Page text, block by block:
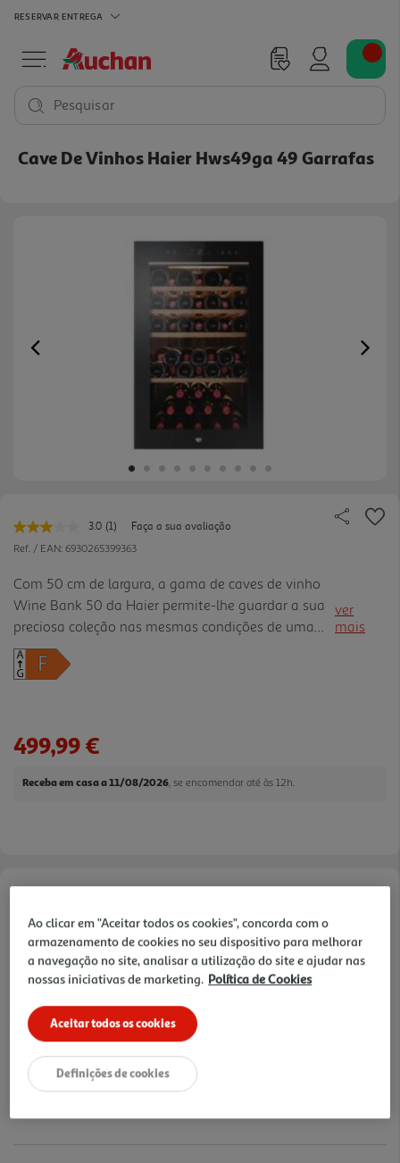
RESERVAR ENTREGA
Pesquisar
Cave De Vinhos Haier Hws49ga 49 Garrafas
Previous
3.0 Leu
uma
Link
para
a
mesma
página.
(1)
Faça a sua avaliação
Ref. / EAN: 6930265399363
Com 50 cm de largura, a gama de caves de vinho
Wine Bank 50 da Haier permite-lhe guardar a sua
preciosa coleção nas mesmas condições de uma
garrafeira profissional. Guardar o seu vinho nas
condições certas ajuda a conservar os sabores e
ver
mais
499,99 €
Receba em casa a 11/08/2026 , se encomendar até às 12h.
TAEG: 18,4%
Pague com o seu
Cartão Oney Auchan
saiba mais >
3 meses sem juros
1º mês:- €Seguintes:
Ao clicar em "Aceitar todos os cookies", concorda com o
armazenamento de cookies no seu dispositivo para melhorar
a navegação no site, analisar a utilização do site e ajudar nas
nossas iniciativas de marketing. Política de Cookies
Aceitar todos os cookies
Definições de cookies